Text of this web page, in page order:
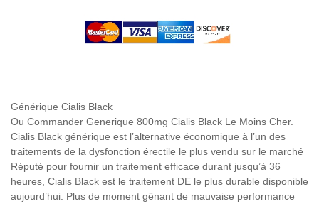
Générique Cialis Black
Ou Commander Generique 800mg Cialis Black Le Moins Cher.
Cialis Black générique est l’alternative économique à l’un des
traitements de la dysfonction érectile le plus vendu sur le marché
Réputé pour fournir un traitement efficace durant jusqu’à 36
heures, Cialis Black est le traitement DE le plus durable disponible
aujourd’hui. Plus de moment gênant de mauvaise performance